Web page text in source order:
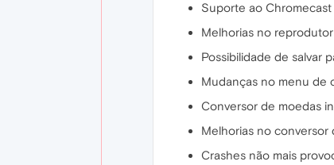
Suporte ao Chromecast
Melhorias no reprodutor
Possibilidade de salvar
Mudanças no menu de
Conversor de moedas
Melhorias no conversor
Crashes não mais